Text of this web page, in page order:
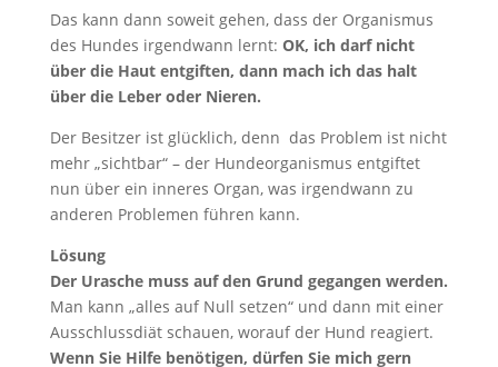
Das kann dann soweit gehen, dass der Organismus
des Hundes irgendwann lernt: OK, ich darf nicht
über die Haut entgiften, dann mach ich das halt
über die Leber oder Nieren.
Der Besitzer ist glücklich, denn das Problem ist nicht
mehr „sichtbar“ – der Hundeorganismus entgiftet
nun über ein inneres Organ, was irgendwann zu
anderen Problemen führen kann.
Lösung
Der Urasche muss auf den Grund gegangen werden.
Man kann „alles auf Null setzen“ und dann mit einer
Ausschlussdiät schauen, worauf der Hund reagiert.
Wenn Sie Hilfe benötigen, dürfen Sie mich gern